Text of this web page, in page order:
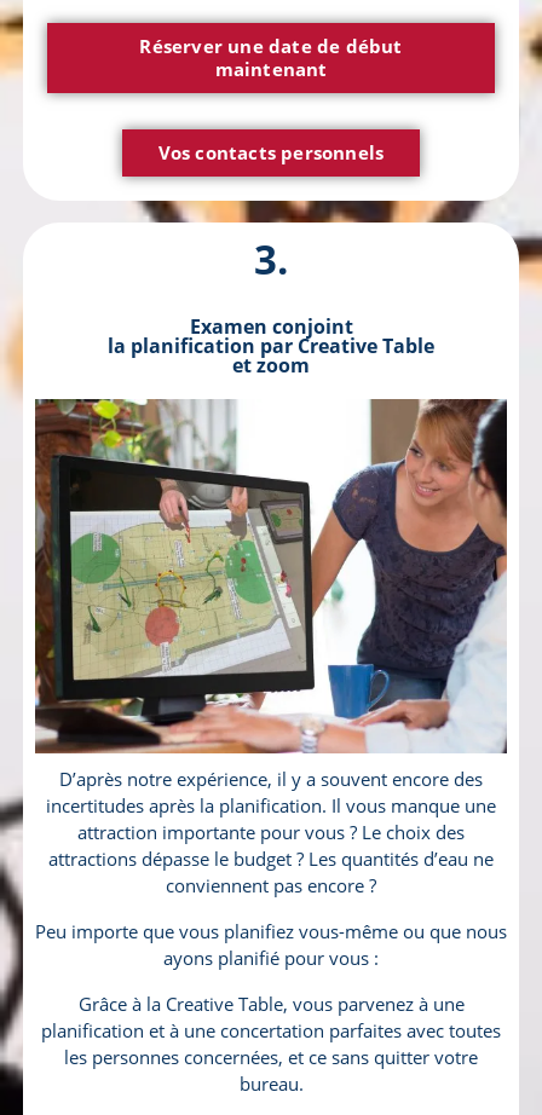
Réserver une date de début
maintenant
Vos contacts personnels
3.
Examen conjoint
la planification par Creative Table
et zoom
D’après notre expérience, il y a souvent encore des
incertitudes après la planification. Il vous manque une
attraction importante pour vous ? Le choix des
attractions dépasse le budget ? Les quantités d’eau ne
conviennent pas encore ?
Peu importe que vous planifiez vous-même ou que nous
ayons planifié pour vous :
Grâce à la Creative Table, vous parvenez à une
planification et à une concertation parfaites avec toutes
les personnes concernées, et ce sans quitter votre
bureau.